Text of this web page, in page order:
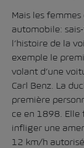
Mais les
automobile:
l’histoire de la
exemple le
volant d’une
Carl Benz. La
première
ce en 1898.
infliger une
12 km/h